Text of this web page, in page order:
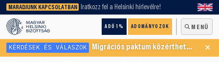
MARADJUNK KAPCSOLATBAN Iratkozz fel a Helsinki hírlevélre!
ADÓ 1% ADOMÁNYOZOK MENÜ
keresőnket!
KÉRDÉSEK ÉS VÁLASZOK Migrációs paktum közérthetően ×